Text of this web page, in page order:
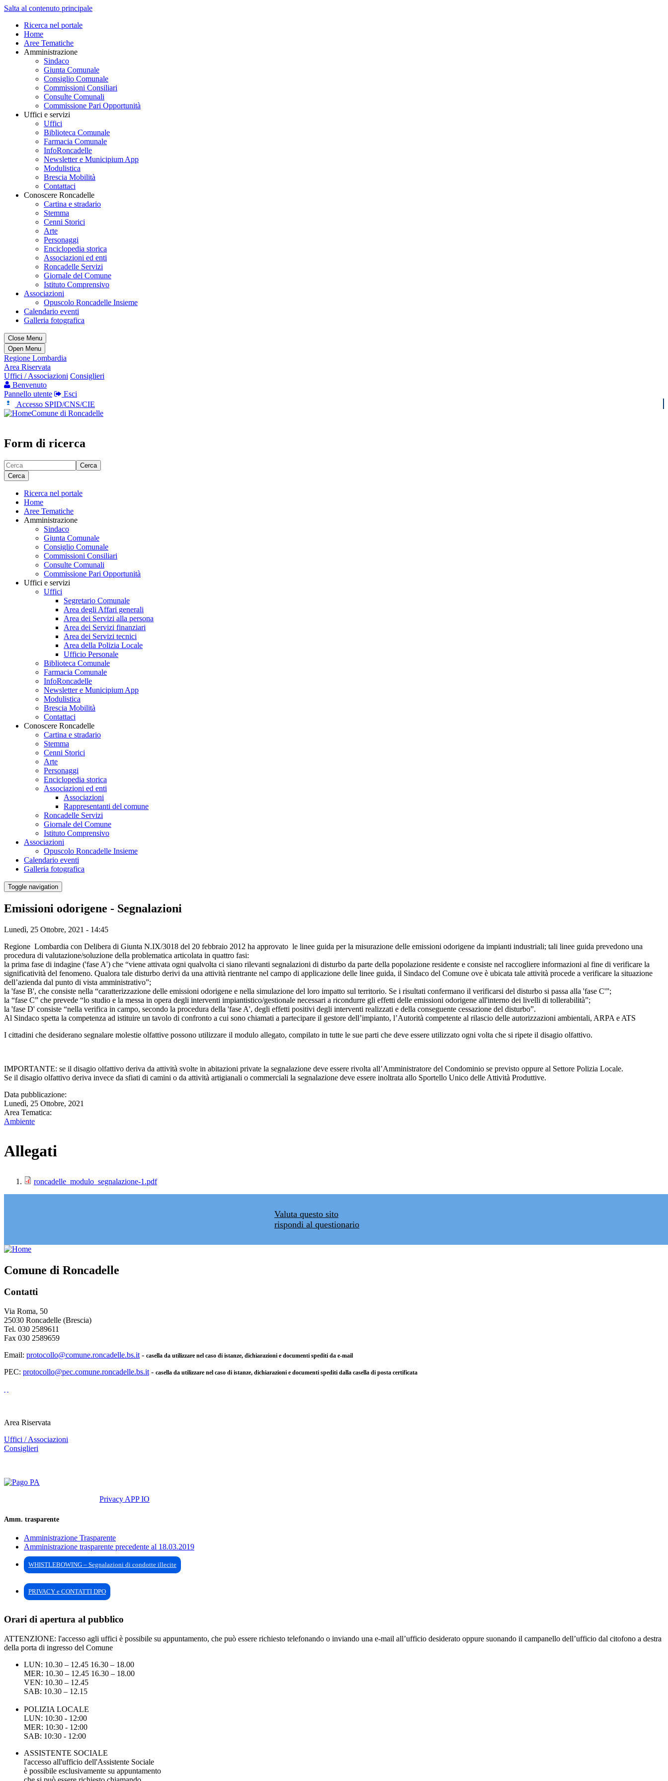
Salta al contenuto principale
Ricerca nel portale
Home
Aree Tematiche
Amministrazione
Sindaco
Giunta Comunale
Consiglio Comunale
Commissioni Consiliari
Consulte Comunali
Commissione Pari Opportunità
Uffici e servizi
Uffici
Biblioteca Comunale
Farmacia Comunale
InfoRoncadelle
Newsletter e Municipium App
Modulistica
Brescia Mobilità
Contattaci
Conoscere Roncadelle
Cartina e stradario
Stemma
Cenni Storici
Arte
Personaggi
Enciclopedia storica
Associazioni ed enti
Roncadelle Servizi
Giornale del Comune
Istituto Comprensivo
Associazioni
Opuscolo Roncadelle Insieme
Calendario eventi
Galleria fotografica
Close Menu
Open Menu
Regione Lombardia
Area Riservata
Uffici / Associazioni Consiglieri
Benvenuto
Pannello utente
Esci
Accesso SPID/CNS/CIE
Comune di Roncadelle
Form di ricerca
Cerca
Cerca
Ricerca nel portale
Home
Aree Tematiche
Amministrazione
Sindaco
Giunta Comunale
Consiglio Comunale
Commissioni Consiliari
Consulte Comunali
Commissione Pari Opportunità
Uffici e servizi
Uffici
Segretario Comunale
Area degli Affari generali
Area dei Servizi alla persona
Area dei Servizi finanziari
Area dei Servizi tecnici
Area della Polizia Locale
Ufficio Personale
Biblioteca Comunale
Farmacia Comunale
InfoRoncadelle
Newsletter e Municipium App
Modulistica
Brescia Mobilità
Contattaci
Conoscere Roncadelle
Cartina e stradario
Stemma
Cenni Storici
Arte
Personaggi
Enciclopedia storica
Associazioni ed enti
Associazioni
Rappresentanti del comune
Roncadelle Servizi
Giornale del Comune
Istituto Comprensivo
Associazioni
Opuscolo Roncadelle Insieme
Calendario eventi
Galleria fotografica
Toggle navigation
Emissioni odorigene - Segnalazioni
Lunedì, 25 Ottobre, 2021 - 14:45
Regione Lombardia con Delibera di Giunta N.IX/3018 del 20 febbraio 2012 ha approvato le linee guida per la misurazione delle emissioni odorigene da impianti industriali; tali linee guida prevedono una
procedura di valutazione/soluzione della problematica articolata in quattro fasi:
la prima fase di indagine​​​ ('fase A') che “viene attivata ogni qualvolta ci siano rilevanti segnalazioni di disturbo da parte della popolazione residente e consiste nel raccogliere informazioni al fine di verificare la
significatività del fenomeno. Qualora tale disturbo derivi da una attività rientrante nel campo di applicazione delle linee guida, il Sindaco del Comune ove è ubicata tale attività procede a verificare la situazione
dell’azienda dal punto di vista amministrativo”;
la 'fase B', che consiste nella “caratterizzazione delle emissioni odorigene e nella simulazione del loro impatto sul territorio. Se i risultati confermano il verificarsi del disturbo si passa alla 'fase C'”;
la “fase C” che prevede “lo studio e la messa in opera degli interventi impiantistico/gestionale necessari a ricondurre gli effetti delle emissioni odorigene all'interno dei livelli di tollerabilità”;
la 'fase D' consiste “nella verifica in campo, secondo la procedura della 'fase A', degli effetti positivi degli interventi realizzati e della conseguente cessazione del disturbo”.
Al Sindaco spetta la competenza ad istituire un tavolo di confronto a cui sono chiamati a partecipare il gestore dell’impianto, l’Autorità competente al rilascio delle autorizzazioni ambientali, ARPA e ATS
I cittadini che desiderano segnalare molestie olfattive possono utilizzare il modulo allegato, compilato in tutte le sue parti che deve essere utilizzato ogni volta che si ripete il disagio olfattivo.
IMPORTANTE: se il disagio olfattivo deriva da attività svolte in abitazioni private la segnalazione deve essere rivolta all’Amministratore del Condominio se previsto oppure al Settore Polizia Locale.
Se il disagio olfattivo deriva invece da sfiati di camini o da attività artigianali o commerciali la segnalazione deve essere inoltrata allo Sportello Unico delle Attività Produttive.
Data pubblicazione:
Lunedì, 25 Ottobre, 2021
Area Tematica:
Ambiente
Allegati
roncadelle_modulo_segnalazione-1.pdf
Valuta questo sito
rispondi al questionario
Comune di Roncadelle
Contatti
Via Roma, 50
25030 Roncadelle (Brescia)
Tel. 030 2589611
Fax 030 2589659
Email: protocollo@comune.roncadelle.bs.it - casella da utilizzare nel caso di istanze, dichiarazioni e documenti spediti da e-mail
PEC: protocollo@pec.comune.roncadelle.bs.it - casella da utilizzare nel caso di istanze, dichiarazioni e documenti spediti dalla casella di posta certificata
Area Riservata
Uffici / Associazioni
Consiglieri
Privacy APP IO
Amm. trasparente
Amministrazione Trasparente
Amministrazione trasparente precedente al 18.03.2019
WHISTLEBOWING – Segnalazioni di condotte illecite
PRIVACY e CONTATTI DPO
Orari di apertura al pubblico
ATTENZIONE: l'accesso agli uffici è possibile su appuntamento, che può essere richiesto telefonando o inviando una e-mail all’ufficio desiderato oppure suonando il campanello dell’ufficio dal citofono a destra
della porta di ingresso del Comune
LUN: 10.30 – 12.45 16.30 – 18.00
MER: 10.30 – 12.45 16.30 – 18.00
VEN: 10.30 – 12.45
SAB: 10.30 – 12.15
POLIZIA LOCALE
LUN: 10:30 - 12:00
MER: 10:30 - 12:00
SAB: 10:30 - 12:00
ASSISTENTE SOCIALE
l'accesso all'ufficio dell'Assistente Sociale
è possibile esclusivamente su appuntamento